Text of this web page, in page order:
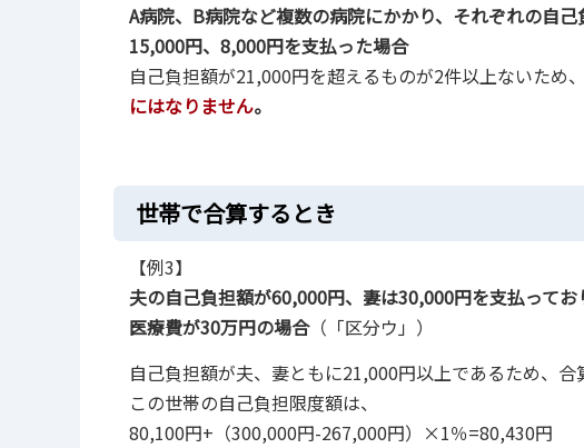
A病院、B病院など複数の病院にかかり、それぞれの自
15,000円、8,000円を支払った場合
自己負担額が21,000円を超えるものが2件以上ないため
にはなりません。
世帯で合算するとき
【例3】
夫の自己負担額が60,000円、妻は30,000円を支払ってお
医療費が30万円の場合（「区分ウ」）
自己負担額が夫、妻ともに21,000円以上であるため、合
この世帯の自己負担限度額は、
80,100円+（300,000円-267,000円）×1％=80,430円